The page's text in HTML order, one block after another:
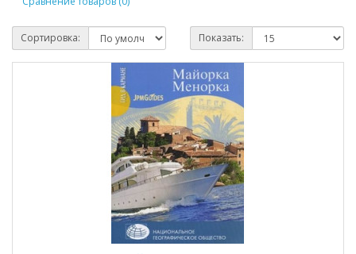
Сортировка: Показать: